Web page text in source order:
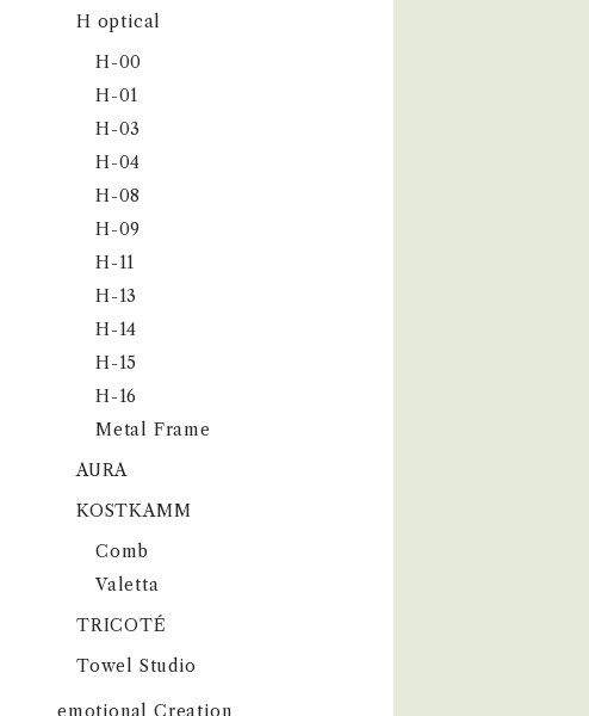
H optical
H-00
H-01
H-03
H-04
H-08
H-09
H-11
H-13
H-14
H-15
H-16
Metal Frame
AURA
KOSTKAMM
Comb
Valetta
TRICOTÉ
Towel Studio
emotional Creation